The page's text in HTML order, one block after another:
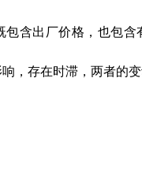
包含出厂价格，也包
，存在时滞，两者的